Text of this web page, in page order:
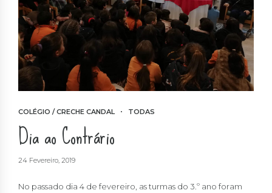
COLÉGIO / CRECHE CANDAL TODAS
Dia ao Contrário
24 Fevereiro, 2019
No passado dia 4 de fevereiro, as turmas do 3.º ano foram